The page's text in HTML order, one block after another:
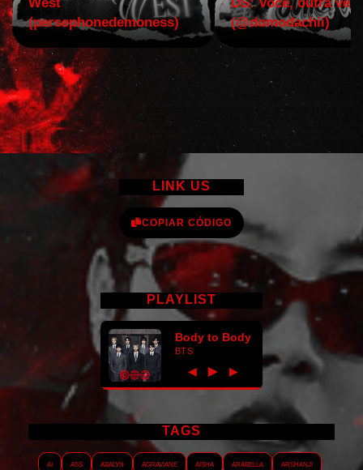
(persephonedemoness)
(@domodachii)
LINK US
COPIAR CÓDIGO
PLAYLIST
Body to Body
BTS
◀ ► ▶
TAGS
AI ASS Abalyn Agraviane Aisha Arabella Arshanji